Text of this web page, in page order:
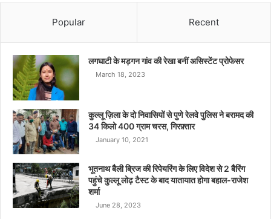
Popular Recent
लगघाटी के मड़गन गांव की रेखा बनीं असिस्टेंट प्रोफेसर
March 18, 2023
कुल्लू ज़िला के दो निवासियों से पुणे रेलवे पुलिस ने बरामद की
34 किलो 400 ग्राम चरस, गिरफ़्तार
January 10, 2021
भूतनाथ बैली ब्रिज की रिपेयरिंग के लिए विदेश से 2 बैरिंग
पहुंचे कुल्लू लोढ़ टैस्ट के बाद यातायात होगा बहाल-राजेश
शर्मा
June 28, 2023